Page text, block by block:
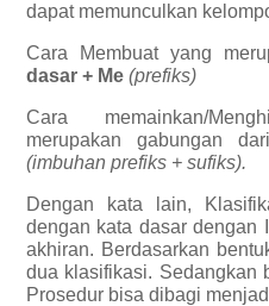
dapat memunculkan
Cara Membuat yang
dasar + Me (prefiks)
Cara memainkan/
merupakan gabungan
(imbuhan prefiks + sufiks).
Dengan kata lain,
dengan kata dasar dengan
akhiran. Berdasarkan
dua klasifikasi. Sedangkan
Prosedur bisa dibagi